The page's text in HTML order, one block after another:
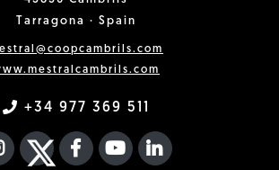
Tarragona · Spain
+34 977 369 511
INSTAGRAM
TWITTER
FACEBOOK F
YOUTUBEFA LINKEDIN